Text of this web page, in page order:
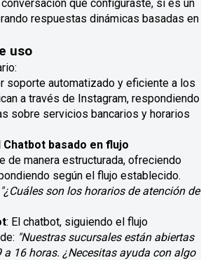
que configuraste, si es un
respuestas dinámicas basadas en
uso
soporte automatizado y eficiente a los
a través de Instagram, respondiendo
sobre servicios bancarios y horarios
basado en flujo
de manera estructurada, ofreciendo
según el flujo establecido.
"¿Cuáles son los horarios de atención de
: El chatbot, siguiendo el flujo
"Nuestras sucursales están abiertas
a 16 horas. ¿Necesitas ayuda con algo